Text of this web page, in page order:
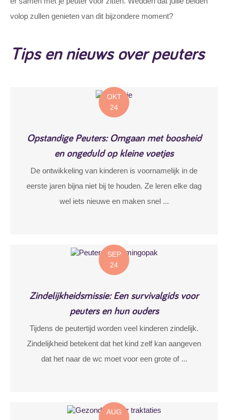
volop zullen genieten van dit bijzondere moment?
Tips en nieuws over peuters
OKT
24
Opstandige Peuters: Omgaan met boosheid
en ongeduld op kleine voetjes
De ontwikkeling van kinderen is voornamelijk in de
eerste jaren bijna niet bij te houden. Ze leren elke dag
wel iets nieuwe en maken snel ...
SEP
24
Zindelijkheidsmissie: Een survivalgids voor
peuters en hun ouders
Tijdens de peutertijd worden veel kinderen zindelijk.
Zindelijkheid betekent dat het kind zelf kan aangeven
dat het naar de wc moet voor een grote of ...
AUG